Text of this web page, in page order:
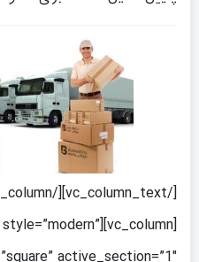
style=”modern”